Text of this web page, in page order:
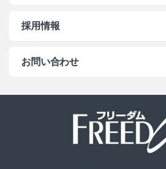
採用情報
お問い合わせ